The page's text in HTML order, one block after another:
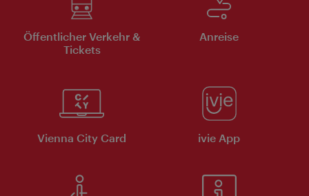
Öffentlicher Verkehr &
Tickets
Anreise
Vienna City Card ivie App